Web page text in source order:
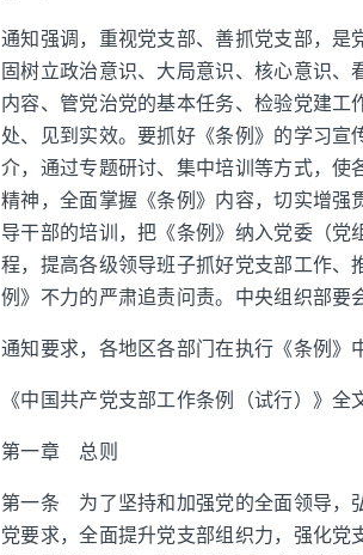
通知强调，重视党支部、善抓党支部，是
固树立政治意识、大局意识、核心意识
内容、管党治党的基本任务、检验党建
处、见到实效。要抓好《条例》的学习
介，通过专题研讨、集中培训等方式，使
精神，全面掌握《条例》内容，切实增强
导干部的培训，把《条例》纳入党委（
程，提高各级领导班子抓好党支部工作、
例》不力的严肃追责问责。中央组织部要
通知要求，各地区各部门在执行《条例》
《中国共产党支部工作条例（试行）》全
第一章 总则
第一条 为了坚持和加强党的全面领导，
党要求，全面提升党支部组织力，强化党